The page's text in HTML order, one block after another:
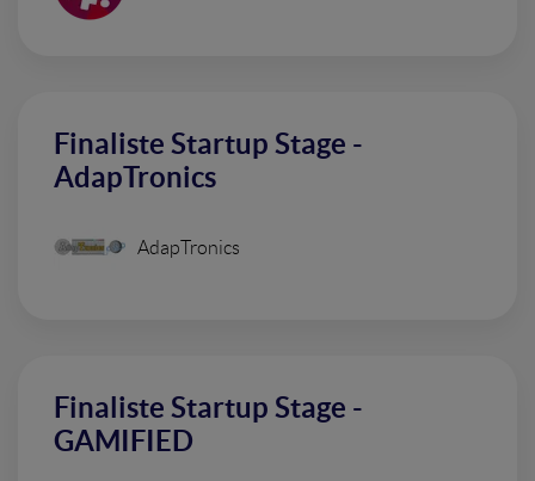
Finaliste Startup Stage -
AdapTronics
AdapTronics
Finaliste Startup Stage -
GAMIFIED